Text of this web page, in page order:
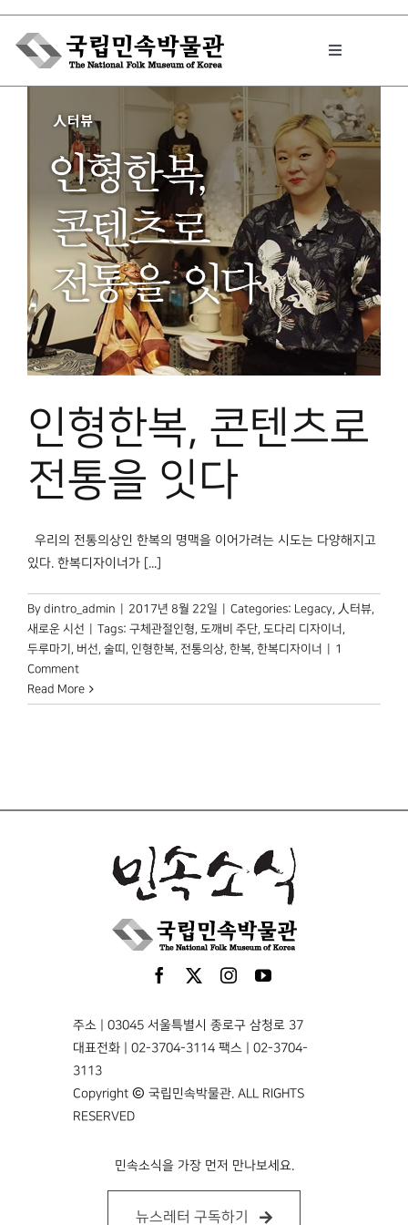
Skip
content
Toggle
박물관에서는
민속이야기
민속 인사이드
원문보기 PDF
박물관 홈페이지
인형한복, 콘텐츠로
전통을 잇다
우리의 전통의상인 한복의 명맥을 이어가려는 시도는 다양해지고
있다. 한복디자이너가 [...]
By dintro_admin 2017년 8월 22일 Categories: Legacy, 人터뷰,
새로운 시선
Tags: 구체관절인형, 도깨비 주단, 도다리 디자이너 ,
두루마기 , 버선, 술띠 , 인형한복, 전통의상, 한복, 한복디자이너
1
Comment
Read More
주소 | 03045 서울특별시 종로구 삼청로 37
대표전화 | 02-3704-3114 팩스 | 02-3704-
3113
Copyright © 국립민속박물관. ALL RIGHTS
RESERVED
민속소식을 가장 먼저 만나보세요.
뉴스레터 구독하기